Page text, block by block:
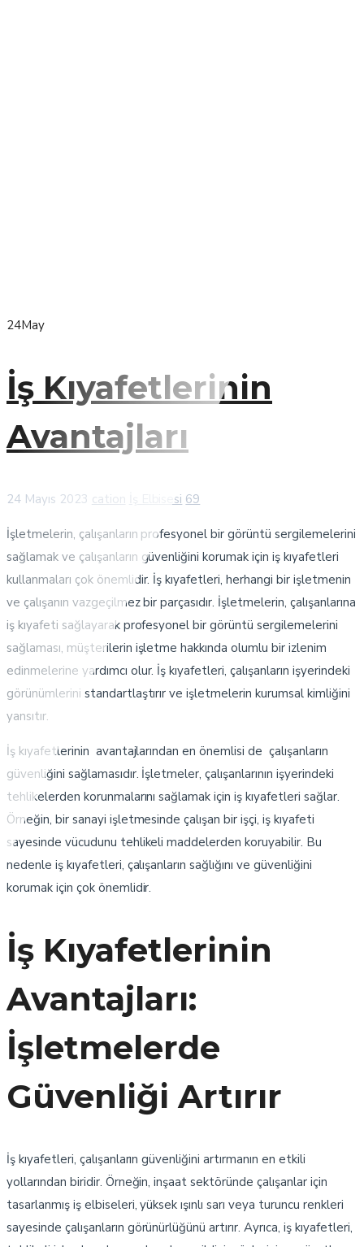
24May
İş Kıyafetlerinin
Avantajları
24 Mayıs 2023 cation İş Elbisesi 69
İşletmelerin, çalışanların profesyonel bir görüntü sergilemelerini
sağlamak ve çalışanların güvenliğini korumak için iş kıyafetleri
kullanmaları çok önemlidir. İş kıyafetleri, herhangi bir işletmenin
ve çalışanın vazgeçilmez bir parçasıdır. İşletmelerin, çalışanlarına
iş kıyafeti sağlayarak profesyonel bir görüntü sergilemelerini
sağlaması, müşterilerin işletme hakkında olumlu bir izlenim
edinmelerine yardımcı olur. İş kıyafetleri, çalışanların işyerindeki
görünümlerini standartlaştırır ve işletmelerin kurumsal kimliğini
yansıtır.
İş kıyafetlerinin avantajlarından en önemlisi de çalışanların
güvenliğini sağlamasıdır. İşletmeler, çalışanlarının işyerindeki
tehlikelerden korunmalarını sağlamak için iş kıyafetleri sağlar.
Örneğin, bir sanayi işletmesinde çalışan bir işçi, iş kıyafeti
sayesinde vücudunu tehlikeli maddelerden koruyabilir. Bu
nedenle iş kıyafetleri, çalışanların sağlığını ve güvenliğini
korumak için çok önemlidir.
İş Kıyafetlerinin
Avantajları:
İşletmelerde
Güvenliği Artırır
İş kıyafetleri, çalışanların güvenliğini artırmanın en etkili
yollarından biridir. Örneğin, inşaat sektöründe çalışanlar için
tasarlanmış iş elbiseleri, yüksek ışınlı sarı veya turuncu renkleri
sayesinde çalışanların görünürlüğünü artırır. Ayrıca, iş kıyafetleri,